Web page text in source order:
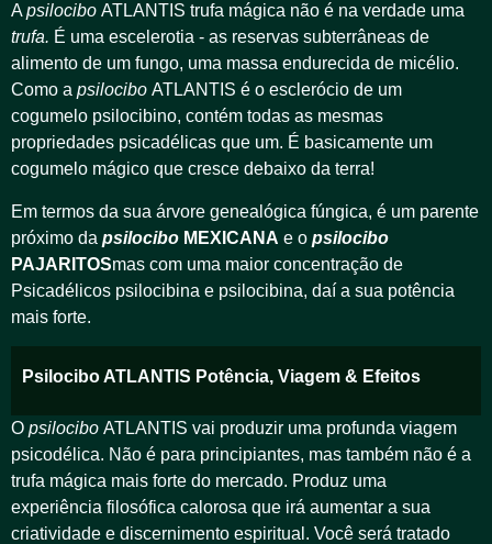
Apsilocibo ATLANTIS trufa mágica não é na verdade uma
trufa. É uma escelerotia - as reservas subterrâneas de
alimento de um fungo, uma massa endurecida de micélio.
Como a psilocibo ATLANTIS é o esclerócio de um
cogumelo psilocibino, contém todas as mesmas
propriedades psicadélicas que um. É basicamente um
cogumelo mágico que cresce debaixo da terra!
Em termos da sua árvore genealógica fúngica, é um parente
próximo da psilocibo MEXICANA e o psilocibo
PAJARITOSmas com uma maior concentração de
Psicadélicos psilocibina e psilocibina, daí a sua potência
mais forte.
Psilocibo ATLANTIS Potência, Viagem & Efeitos
O psilocibo ATLANTIS vai produzir uma profunda viagem
psicodélica. Não é para principiantes, mas também não é a
trufa mágica mais forte do mercado. Produz uma
experiência filosófica calorosa que irá aumentar a sua
criatividade e discernimento espiritual. Você será tratado